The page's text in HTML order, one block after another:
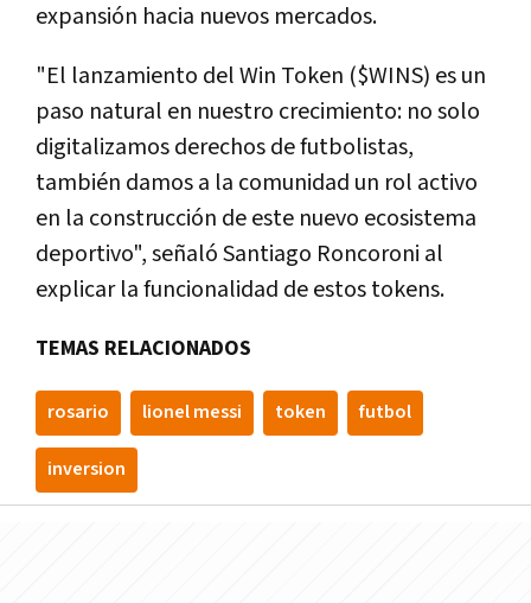
expansión hacia nuevos mercados.
"El lanzamiento del Win Token ($WINS) es un
paso natural en nuestro crecimiento: no solo
digitalizamos derechos de futbolistas,
también damos a la comunidad un rol activo
en la construcción de este nuevo ecosistema
deportivo", señaló Santiago Roncoroni al
explicar la funcionalidad de estos tokens.
TEMAS RELACIONADOS
rosario lionel messi token futbol
inversion